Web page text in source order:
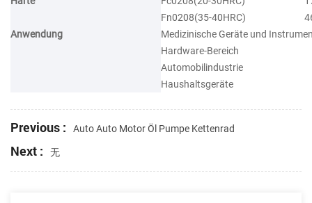
Fn0208(35-40HRC)
Anwendung
Medizinische Geräte und
Hardware-Bereich
Automobilindustrie
Haushaltsgeräte
Previous : Auto Auto Motor Öl Pumpe Kettenrad
Next : 无